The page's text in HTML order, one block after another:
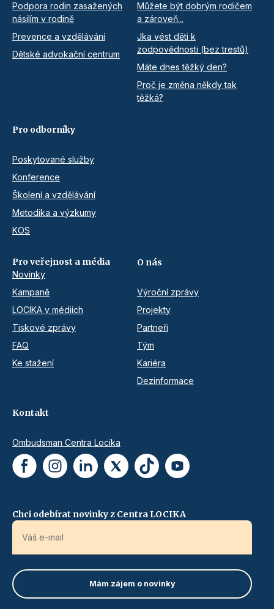
Podpora rodin zasažených
násilím v rodině
Prevence a vzdělávání
Dětské advokační centrum
Můžete být dobrým rodičem
a zároveň...
Jka vést děti k
zodpovědnosti (bez trestů)
Máte dnes těžký den?
Proč je změna někdy tak
těžká?
Pro odborníky
Poskytované služby
Konference
Školení a vzdělávání
Metodika a výzkumy
KOS
Pro veřejnost a média
Novinky
Kampaně
LOCIKA v médiích
Tiskové zprávy
FAQ
Ke stažení
O nás
Výroční zprávy
Projekty
Partneři
Tým
Kariéra
Dezinformace
Kontakt
Ombudsman Centra Locika
Chci odebírat novinky z Centra LOCIKA